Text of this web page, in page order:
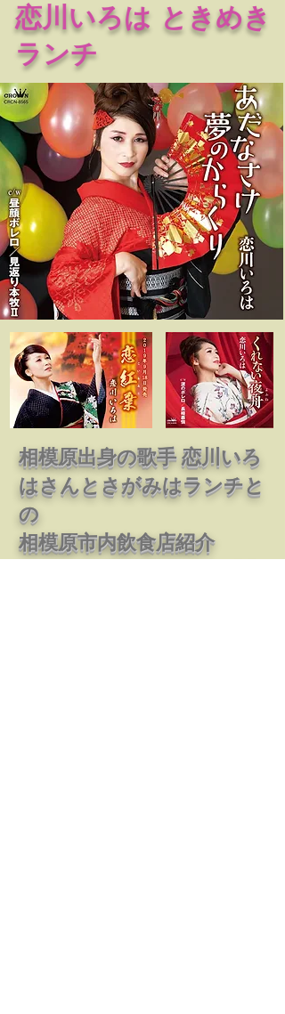
​恋川いろは ときめき
ランチ
​相模原出身の歌手 恋川いろ
はさんとさがみはランチと
の
相模原市内飲食店紹介